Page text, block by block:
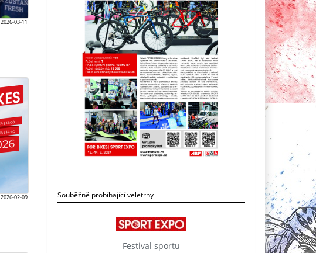
2026-03-11
2026-02-09 Souběžně probíhající veletrhy
Festival sportu